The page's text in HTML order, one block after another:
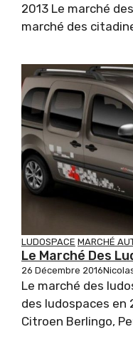
2013 Le marché
marché des
LUDOSPACE MARCHÉ
Le Marché Des
26 Décembre 2016
Le marché des
des ludospaces en
Citroen Berlingo,